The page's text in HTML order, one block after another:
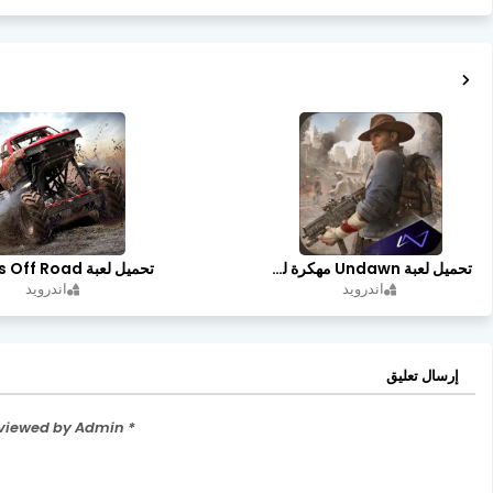
تحميل لعبة Undawn مهكرة للأندرويد أخر إصدار | تحميل مباشر + موارد غير محدودة
اندرويد اندرويد
إرسال تعليق
* Please Don't Spam Here. All the Comments are Reviewed by Admin.